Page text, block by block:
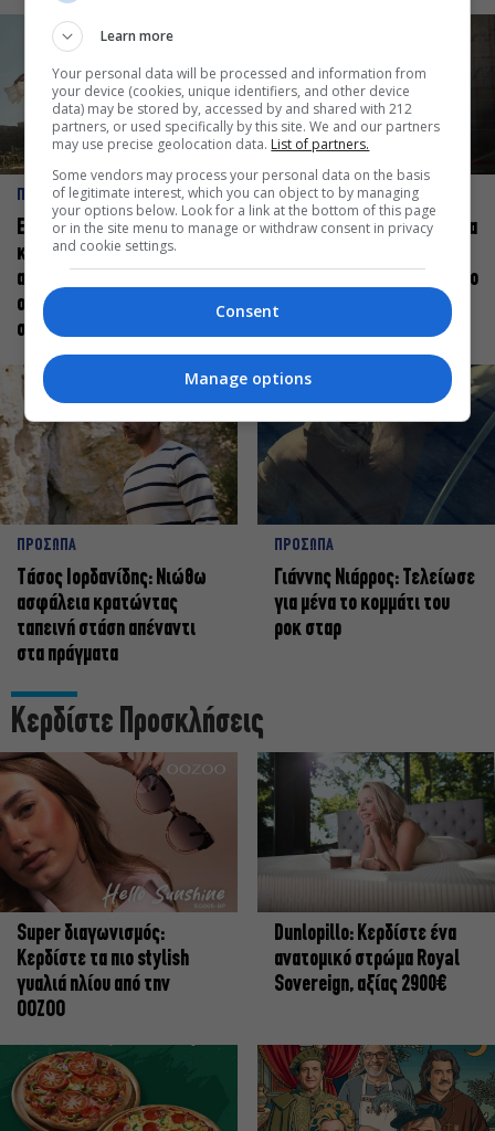
ΠΡΟΣΩΠΑ
Ελεάνα Ανδρεούδη: Κάθε
καλλιτέχνης όταν
ανεβαίνει στη σκηνή
οφείλει να αισθάνεται
σταρ
ΠΡΟΣΩΠΑ
Βαγγέλης Μπίκος: Έμαθα να
πάνω στη σκηνή και όχι στο
πως χορεύω
ΠΡΟΣΩΠΑ
Tάσος Ιορδανίδης: Νιώθω
ασφάλεια κρατώντας
ταπεινή στάση απέναντι
στα πράγματα
ΠΡΟΣΩΠΑ
Γιάννης Νιάρρος: Τελείωσε
για μένα το κομμάτι του
ροκ σταρ
Κερδίστε Προσκλήσεις
Super διαγωνισμός:
Κερδίστε τα πιο stylish
γυαλιά ηλίου από την
OOZOO
Dunlopillo: Κερδίστε ένα
ανατομικό στρώμα Royal
Sovereign, αξίας 2900€
Learn more
Your personal data will be processed and information from
your device (cookies, unique identifiers, and other device
data) may be stored by, accessed by and shared with 212
partners, or used specifically by this site. We and our partners
may use precise geolocation data. List of partners.
Some vendors may process your personal data on the basis
of legitimate interest, which you can object to by managing
your options below. Look for a link at the bottom of this page
or in the site menu to manage or withdraw consent in privacy
and cookie settings.
Consent
Manage options